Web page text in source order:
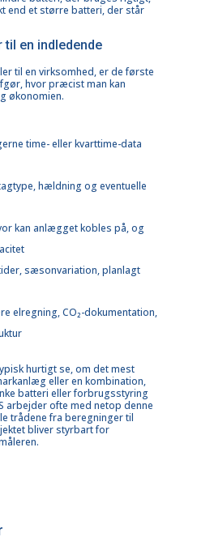
end et større batteri, der står
til en indledende
til en virksomhed, er de første
hvor præcist man kan
økonomien.
time- eller kvarttime-data
hældning og eventuelle
kan anlægget kobles på, og
sæsonvariation, planlagt
elregning, CO₂-dokumentation,
hurtigt se, om det mest
eller en kombination,
batteri eller forbrugsstyring
arbejder ofte med netop denne
trådene fra beregninger til
bliver styrbart for